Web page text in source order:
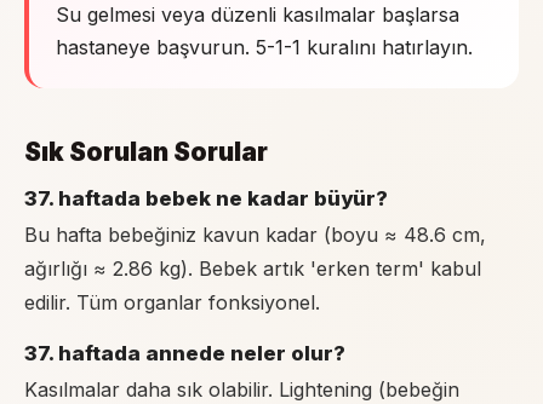
Su gelmesi veya düzenli kasılmalar başlarsa
hastaneye başvurun. 5-1-1 kuralını hatırlayın.
Sık Sorulan Sorular
37. haftada bebek ne kadar büyür?
Bu hafta bebeğiniz kavun kadar (boyu ≈ 48.6 cm,
ağırlığı ≈ 2.86 kg). Bebek artık 'erken term' kabul
edilir. Tüm organlar fonksiyonel.
37. haftada annede neler olur?
Kasılmalar daha sık olabilir. Lightening (bebeğin